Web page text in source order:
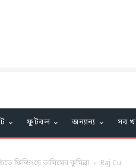
ফুটবল অন্যান্য সব
ফিল্ডিংয়ে তামিমের কুমিল্লা Raj Cu